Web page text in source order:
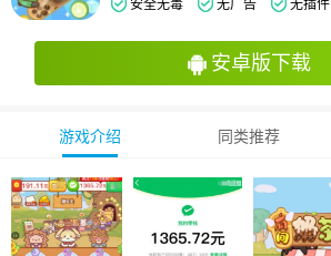
安全无毒
无广告 无插件
安卓版下载
游戏介绍 同类推荐